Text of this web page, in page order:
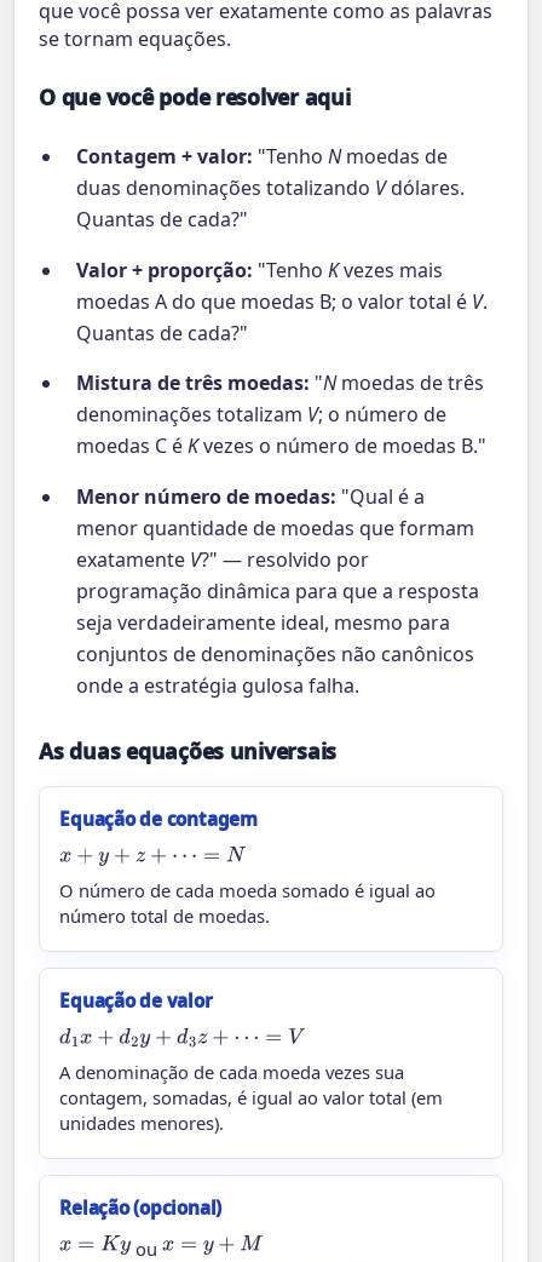
que você possa ver exatamente como as palavras
se tornam equações.
O que você pode resolver aqui
Contagem + valor: "Tenho Nmoedas de
duas denominações totalizando Vdólares.
Quantas de cada?"
Valor + proporção: "Tenho Kvezes mais
moedas A do que moedas B; o valor total é V.
Quantas de cada?"
Mistura de três moedas: "Nmoedas de três
denominações totalizam V; o número de
moedas C éKvezes o número de moedas B."
Menor número de moedas: "Qual é a
menor quantidade de moedas que formam
exatamente V?" — resolvido por
programação dinâmica para que a resposta
seja verdadeiramente ideal, mesmo para
conjuntos de denominações não canônicos
onde a estratégia gulosa falha.
As duas equações universais
Equação de contagem
x+y+z+⋯ =N
O número de cada moeda somado é igual ao
número total de moedas.
Equação de valor
d1x+d2y+d3z+⋯=V
A denominação de cada moeda vezes sua
contagem, somadas, é igual ao valor total (em
unidades menores).
Relação (opcional)
x=Ky ou x= y+ M